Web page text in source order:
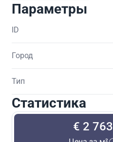
Параметры
ID
Город
Тип
Статистика
€ 2 763